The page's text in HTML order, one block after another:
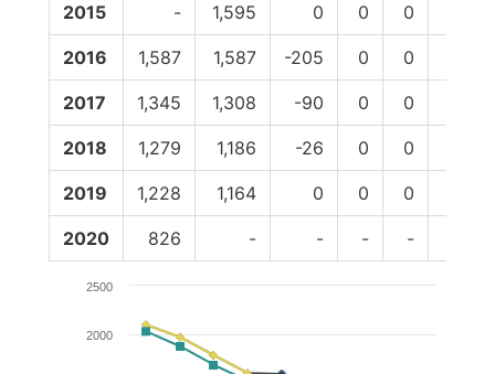
2015 - 1,595 0 0 0
2016 1,587 1,587 -205 0 0
2017 1,345 1,308 -90 0 0
2018 1,279 1,186 -26 0 0
2019 1,228 1,164 0 0 0
2020 826 - - - -
2000
2500